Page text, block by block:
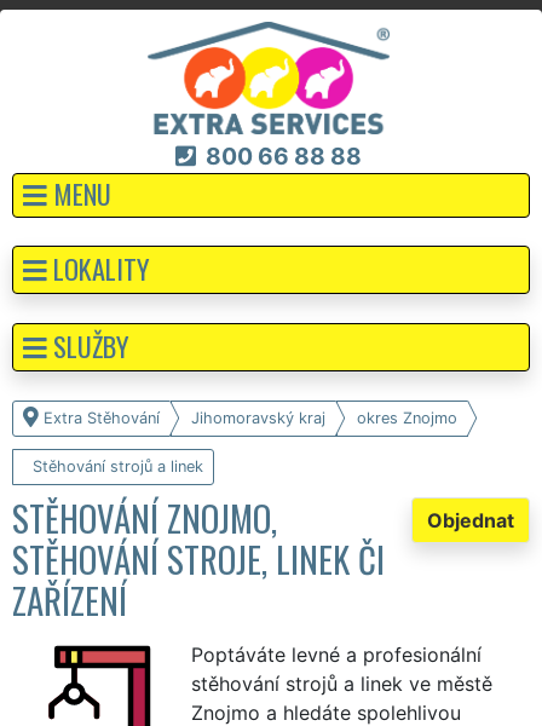
800 66 88 88
MENU
Extra Stěhování Jihomoravský kraj okres Znojmo
Stěhování strojů a linek
Objednat
STĚHOVÁNÍ ZNOJMO,
STĚHOVÁNÍ STROJE, LINEK ČI
ZAŘÍZENÍ
Poptáváte levné a profesionální
stěhování strojů a linek ve městě
Znojmo a hledáte spolehlivou
LOKALITY
SLUŽBY